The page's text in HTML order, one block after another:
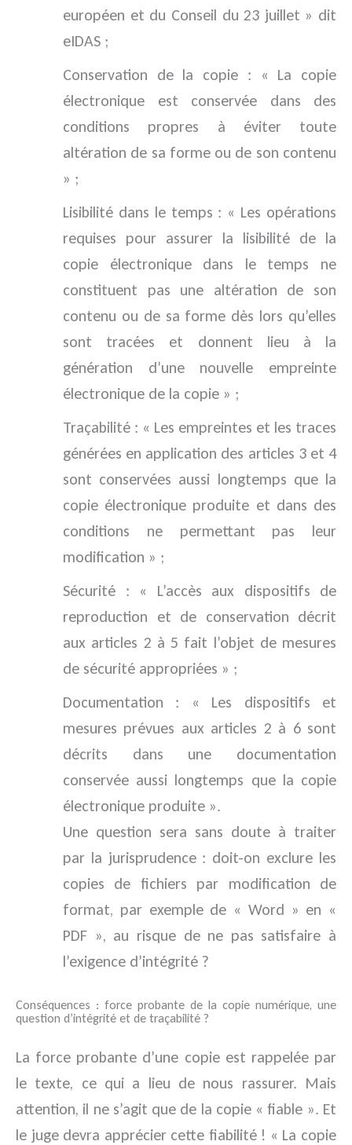
européen et du Conseil du 23 juillet » dit
eIDAS ;
Conservation de la copie : « La copie
électronique est conservée dans des
conditions propres à éviter toute
altération de sa forme ou de son contenu
» ;
Lisibilité dans le temps : « Les opérations
requises pour assurer la lisibilité de la
copie électronique dans le temps ne
constituent pas une altération de son
contenu ou de sa forme dès lors qu’elles
sont tracées et donnent lieu à la
génération d’une nouvelle empreinte
électronique de la copie » ;
Traçabilité : « Les empreintes et les traces
générées en application des articles 3 et 4
sont conservées aussi longtemps que la
copie électronique produite et dans des
conditions ne permettant pas leur
modification » ;
Sécurité : « L’accès aux dispositifs de
reproduction et de conservation décrit
aux articles 2 à 5 fait l’objet de mesures
de sécurité appropriées » ;
Documentation : « Les dispositifs et
mesures prévues aux articles 2 à 6 sont
décrits dans une documentation
conservée aussi longtemps que la copie
électronique produite ».
Une question sera sans doute à traiter
par la jurisprudence : doit-on exclure les
copies de fichiers par modification de
format, par exemple de « Word » en «
PDF », au risque de ne pas satisfaire à
l’exigence d’intégrité ?
Conséquences : force probante de la copie numérique, une
question d’intégrité et de traçabilité ?
La force probante d’une copie est rappelée par
le texte, ce qui a lieu de nous rassurer. Mais
attention, il ne s’agit que de la copie « fiable ». Et
le juge devra apprécier cette fiabilité ! « La copie